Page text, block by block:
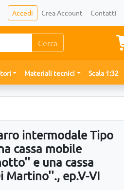
Accedi Crea Account Contatti
Cerca
Materiali tecnici Scala 1:32
intermodale Tipo
cassa mobile
e una cassa
ep.V-VI